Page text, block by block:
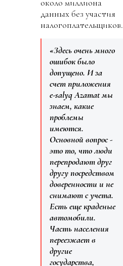
около миллиона
данных без участия
налогоплательщиков.
«Здесь очень много
ошибок было
допущено. И за
счет приложения
e-salyq Azamat мы
знаем, какие
проблемы
имеются.
Основной вопрос -
это то, что люди
перепродают друг
другу посредством
доверенности и не
снимают с учета.
Есть еще краденые
автомобили.
Часть населения
переезжает в
другие
государства,